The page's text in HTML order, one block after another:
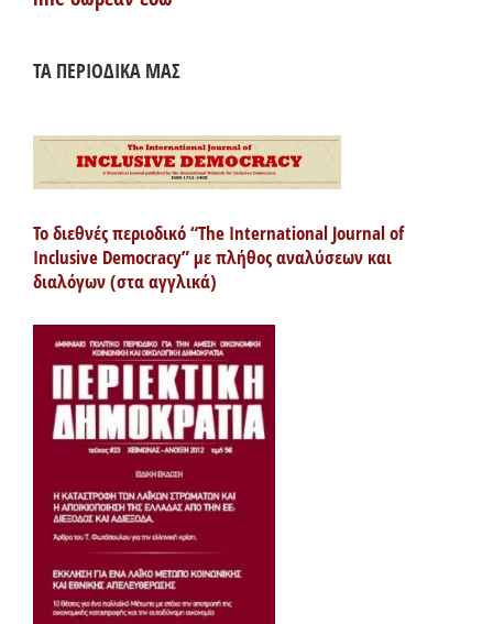
ΤΑ ΠΕΡΙΟΔΙΚΑ ΜΑΣ
Το διεθνές περιοδικό “The International Journal of
Inclusive Democracy” με πλήθος αναλύσεων και
διαλόγων (στα αγγλικά)